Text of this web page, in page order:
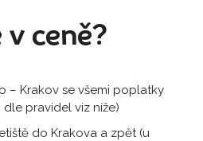
v ceně?
– Krakov se všemi poplatky
pravidel viz níže)
do Krakova a zpět (u